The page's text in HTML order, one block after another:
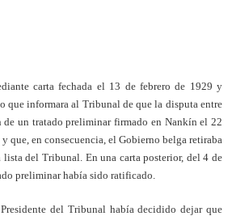
carta fechada el 13 de febrero de 1929 y
que informara al Tribunal de que la disputa entre
un tratado preliminar firmado en Nankín el 22
que, en consecuencia, el Gobierno belga retiraba
del Tribunal. En una carta posterior, del 4 de
preliminar había sido ratificado.
del Tribunal había decidido dejar que